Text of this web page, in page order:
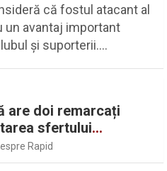
că fostul atacant al
un avantaj important
şi suporterii.…
are doi remarcați
sfertului
„Lideri în teren” |
Rapid